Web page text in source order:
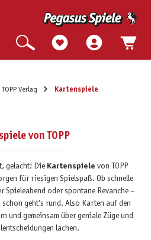
TOPP Verlag Kartenspiele
von TOPP
gelacht! Die Kartenspiele von TOPP
für riesigen Spielspaß. Ob schnelle
Spieleabend oder spontane Revanche –
geht’s rund. Also Karten auf den
und gemeinsam über geniale Züge und
lachen.